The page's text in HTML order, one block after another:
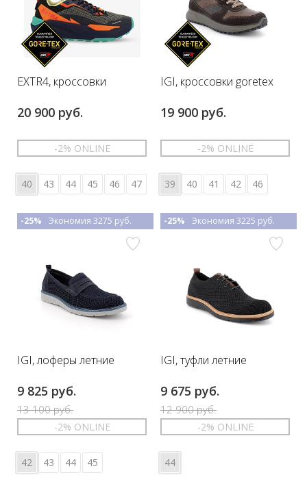
EXTR4, кроссовки
20 900 руб.
-2% ONLINE
40 43 44 45 46 47
IGI, кроссовки goretex
19 900 руб.
-2% ONLINE
39 40 41 42 46
IGI, лоферы летние
9 825 руб.
13 100 руб.
-25% Экономия 3275 руб.
-2% ONLINE
42 43 44 45
IGI, туфли летние
9 675 руб.
12 900 руб.
-25% Экономия 3225 руб.
-2% ONLINE
44